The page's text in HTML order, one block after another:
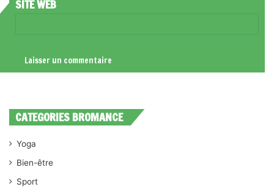
SITE WEB
CATEGORIES BROMANCE
Yoga
Bien-être
Sport